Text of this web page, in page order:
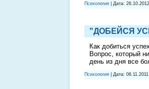
Психология | Дата: 26.10.2012
"ДОБЕЙСЯ
Как добиться
Вопрос, который
день из дня все
Психология | Дата: 06.11.2011